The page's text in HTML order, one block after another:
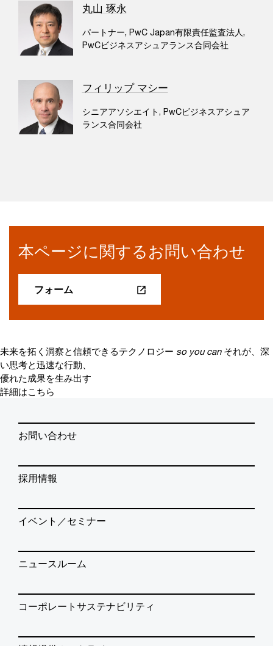
丸山 琢永
パートナー, PwC Japan有限責任監査法人,
PwCビジネスアシュアランス合同会社
フィリップ マシー
シニアアソシエイト, PwCビジネスアシュア
ランス合同会社
本ページに関するお問い合わせ
フォーム
未来を拓く洞察と信頼できるテクノロジー so you can それが、深
い思考と迅速な行動、
優れた成果を生み出す
詳細はこちら
お問い合わせ
採用情報
イベント／セミナー
ニュースルーム
コーポレートサステナビリティ